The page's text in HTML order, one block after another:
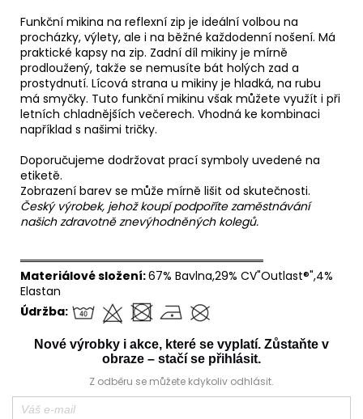
Funkční mikina na reflexní zip je ideální volbou na
procházky, výlety, ale i na běžné každodenní nošení. Má
praktické kapsy na zip. Zadní díl mikiny je mírně
prodloužený, takže se nemusíte bát holých zad a
prostydnutí. Lícová strana u mikiny je hladká, na rubu
má smyčky. Tuto funkční mikinu však můžete využít i při
letních chladnějších večerech. Vhodná ke kombinaci
například s našimi tričky.
Doporučujeme dodržovat prací symboly uvedené na
etiketě.
Zobrazení barev se může mírně lišit od skutečnosti.
Český výrobek, jehož koupí podpoříte zaměstnávání
našich zdravotně znevýhodněných kolegů.
══════════════════════════════
Materiálové složení:67% Bavlna,29% CV"Outlast®",4%
Elastan
Údržba:
Nové výrobky i akce, které se vyplatí. Zůstaňte v
obraze – stačí se přihlásit.
Z odběru se můžete kdykoliv odhlásit.